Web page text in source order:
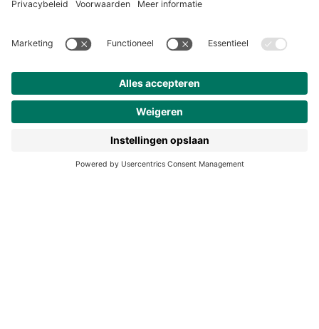
Over ons
Klantenservice